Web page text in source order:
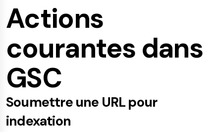
Actions
courantes dans
GSC
Soumettre une URL pour
indexation